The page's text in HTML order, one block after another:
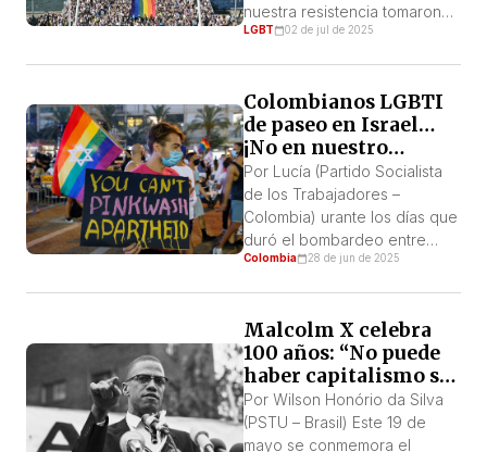
nuestra resistencia tomaron
las calles de decenas de
año no fue solo una
celebración: fue un grito, una
denuncia, una revuelta. En un
momento en que la extrema
derecha […]
LGBT 02 de jul de 2025
Colombianos LGBTI
de paseo en Israel…
¡No en nuestro
nombre!
Por Lucía (Partido Socialista
de los Trabajadores –
Colombia) urante los días que
duró el bombardeo entre
Israel e Irán, se conoció de un
entre ellos David Polanía, hijo
de los comediantes Polilla y la
fallecida Fabiola Posada, y el
periodista Camilo Pardo. Pero
¿qué hacían […]
Colombia 28 de jun de 2025
Malcolm X celebra
100 años: “No puede
haber capitalismo sin
racismo”
Por Wilson Honório da Silva
(PSTU – Brasil) Este 19 de
mayo se conmemora el